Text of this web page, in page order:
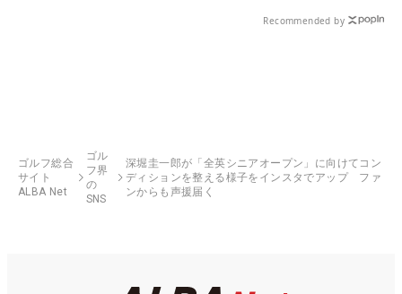
Recommended by
ゴルフ総合
サイト
ALBA Net
ゴル
フ界
の
SNS
深堀圭一郎が「全英シニアオープン」に向けてコン
ディションを整える様子をインスタでアップ ファ
ンからも声援届く